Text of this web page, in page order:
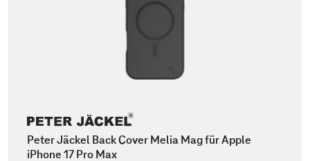
Peter Jäckel Back Cover Melia Mag für Apple
iPhone 17 Pro Max